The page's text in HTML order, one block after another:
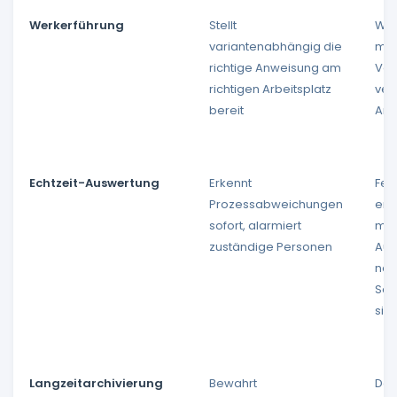
Werkerführung
Stellt
variantenabhängig die
richtige Anweisung am
richtigen Arbeitsplatz
bereit
mit
Echtzeit-Auswertung
Erkennt
Prozessabweichungen
sofort, alarmiert
zuständige Personen
Langzeitarchivierung
Bewahrt